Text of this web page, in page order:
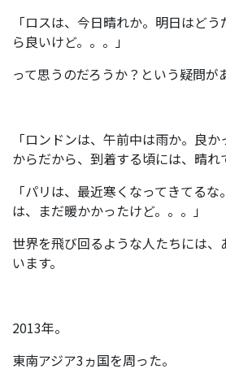
「ロスは、今日晴れか。明日はど
ら良いけど。。。」
って思うのだろうか？という疑問が
「ロンドンは、午前中は雨か。良
からだから、到着する頃には、晴れ
「パリは、最近寒くなってきてる
は、まだ暖かかったけど。。。」
世界を飛び回るような人たちには
います。
2013年。
東南アジア3ヵ国を周った。